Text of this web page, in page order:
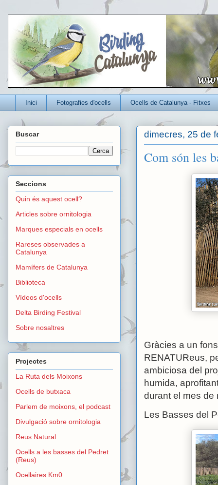
Un blog per conèixer millor els ocells que viuen a Catalunya
Inici Fotografies d'ocells Ocells de Catalunya - Fitxes
dimecres, 25 de
Com són les
Gràcies a un
RENATUReus,
ambiciosa del
humida,
durant el mes de
Les Basses del
Buscar
Seccions
Quin és aquest ocell?
Articles sobre ornitologia
Marques especials en ocells
Rareses observades a
Catalunya
Mamífers de Catalunya
Biblioteca
Vídeos d'ocells
Delta Birding Festival
Sobre nosaltres
Projectes
La Ruta dels Moixons
Ocells de butxaca
Parlem de moixons, el podcast
Divulgació sobre ornitologia
Reus Natural
Ocells a les basses del Pedret
(Reus)
Ocellaires Km0